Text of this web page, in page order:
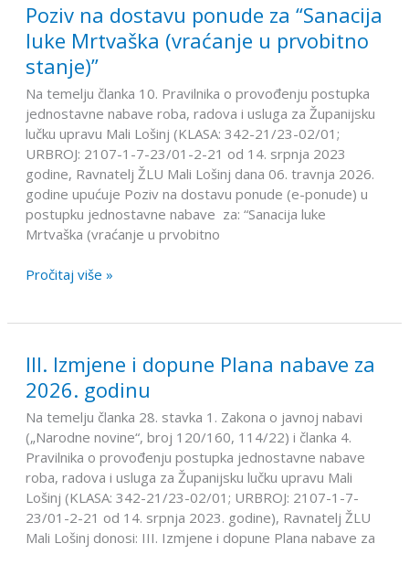
Poziv na dostavu ponude za “Sanacija
luke Mrtvaška (vraćanje u prvobitno
stanje)”
Na temelju članka 10. Pravilnika o provođenju postupka
jednostavne nabave roba, radova i usluga za Županijsku
lučku upravu Mali Lošinj (KLASA: 342-21/23-02/01;
URBROJ: 2107-1-7-23/01-2-21 od 14. srpnja 2023
godine, Ravnatelj ŽLU Mali Lošinj dana 06. travnja 2026.
godine upućuje Poziv na dostavu ponude (e-ponude) u
postupku jednostavne nabave za: “Sanacija luke
Mrtvaška (vraćanje u prvobitno
Poziv
na
dostavu
ponude
za
“Sanacija
luke
Mrtvaška
(vraćanje
u
prvobitno
stanje)”
Pročitaj više »
III. Izmjene i dopune Plana nabave za
2026. godinu
Na temelju članka 28. stavka 1. Zakona o javnoj nabavi
(„Narodne novine“, broj 120/160, 114/22) i članka 4.
Pravilnika o provođenju postupka jednostavne nabave
roba, radova i usluga za Županijsku lučku upravu Mali
Lošinj (KLASA: 342-21/23-02/01; URBROJ: 2107-1-7-
23/01-2-21 od 14. srpnja 2023. godine), Ravnatelj ŽLU
Mali Lošinj donosi: III. Izmjene i dopune Plana nabave za
III.
Izmjene
i
dopune
Plana
nabave
za
2026.
godinu